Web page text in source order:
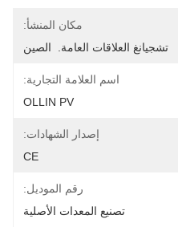
مكان المنشأ:
تشجيانغ العلاقات العامة.  الصين
اسم العلامة التجارية:
OLLIN PV
إصدار الشهادات:
CE
رقم الموديل:
تصنيع المعدات الأصلية